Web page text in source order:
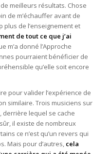
meilleurs résultats. Chose
de m’échauffer avant de
plus de l’enseignement et
de tout ce que j’ai
m’a donné l’Approche
pourraient bénéficier de
qu’elle soit encore
pour valider l’expérience de
similaire. Trois musiciens sur
lequel se cache
il existe de nombreux
ce n’est qu’un revers qui
Mais pour d’autres, cela